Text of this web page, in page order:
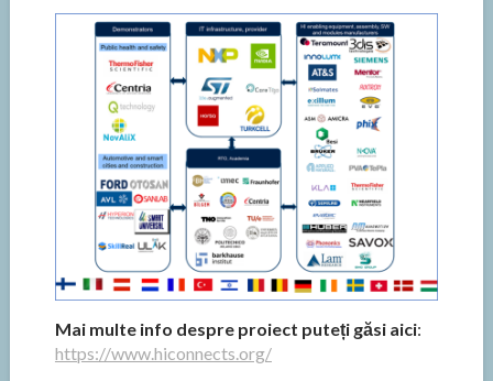
Mai multe info despre proiect puteți găsi aici:
https://www.hiconnects.org/